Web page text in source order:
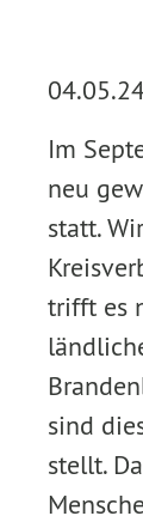
Im
neu
statt.
trifft es
sind
stellt.